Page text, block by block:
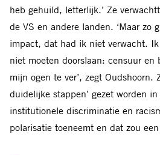
heb gehuild, letterlijk.’ Ze
de VS en andere landen. ‘Maar zo
impact, dat had ik niet verwacht.
niet moeten doorslaan: censuur en
mijn ogen te ver’, zegt Oudshoorn.
duidelijke stappen’ gezet worden
institutionele discriminatie en ra
polarisatie toeneemt en dat zou